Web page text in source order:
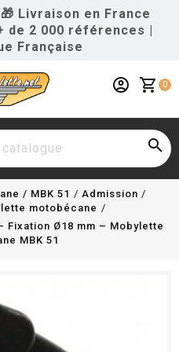
🎁 Livraison en France
de 2 000 références |
Française
shopping_cart 0
account_circle

/ MBK 51
Admission
motobécane
Fixation Ø18 mm – Mobylette
MBK 51